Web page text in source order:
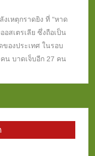
งเหตุกราดยิง ที่ "หาด
สเตรเลีย ซึ่งถือเป็น
ของประเทศ ในรอบ
น บาดเจ็บอีก 27 คน